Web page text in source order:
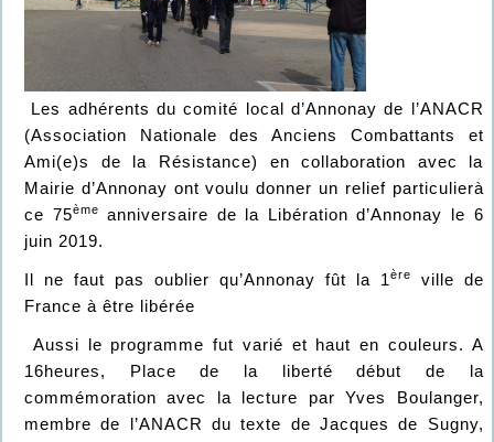
Les adhérents du comité local d’Annonay de l’ANACR
(Association Nationale des Anciens Combattants et
Ami(e)s de la Résistance) en collaboration avec la
Mairie d’Annonay ont voulu donner un relief particulierà
ce 75ème
anniversaire de la Libération d’Annonay le 6
juin 2019.
Il ne faut pas oublier qu’Annonay fût la 1ère
ville de
France à être libérée
Aussi le programme fut varié et haut en couleurs. A
16heures, Place de la liberté début de la
commémoration avec la lecture par Yves Boulanger,
membre de l’ANACR du texte de Jacques de Sugny,